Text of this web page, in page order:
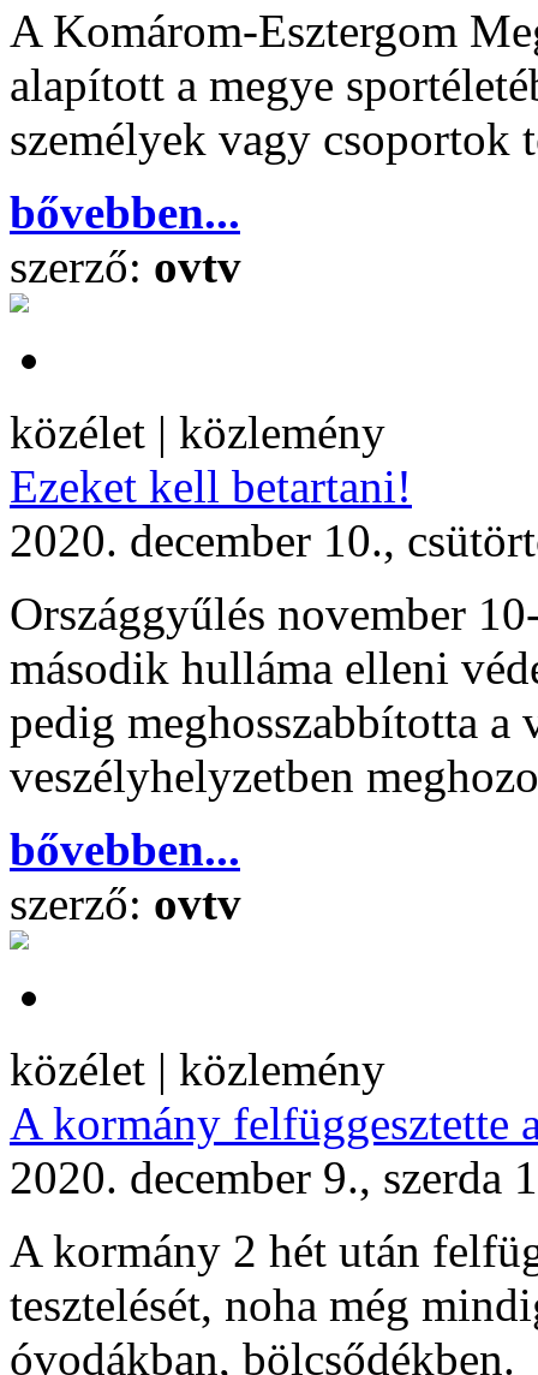
A Komárom-Esztergom
alapított a megye
személyek vagy csoportok
bővebben...
szerző: ovtv
közélet | közlemény
Ezeket kell betartani!
2020. december 10.,
Országgyűlés november
második hulláma elleni
pedig meghosszabbította a
veszélyhelyzetben
bővebben...
szerző: ovtv
közélet | közlemény
A kormány felfüggesztette
2020. december 9., szerda
A kormány 2 hét után
tesztelését, noha még
óvodákban, bölcsődékben.